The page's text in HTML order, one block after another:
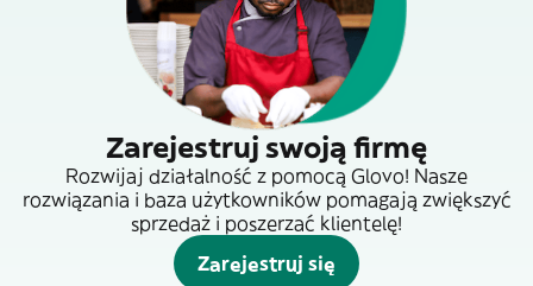
Zarejestruj swoją firmę
Rozwijaj działalność z pomocą Glovo! Nasze
rozwiązania i baza użytkowników pomagają zwiększyć
sprzedaż i poszerzać klientelę!
Zarejestruj się